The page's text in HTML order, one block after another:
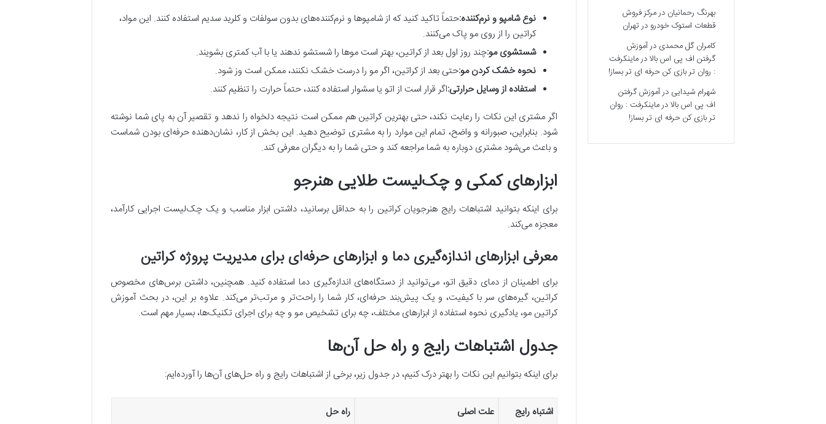
نوع شامپو و نرم‌کننده:حتماً تاکید کنید که از شامپوها و نرم‌کننده‌های بدون سولفات و کلرید سدیم استفاده کنند. این مواد،
کراتین را از روی مو پاک می‌کنند.
شستشوی مو:چند روز اول بعد از کراتین، بهتر است موها را شستشو ندهند یا با آب کمتری بشویند.
نحوه خشک کردن مو:حتی بعد از کراتین، اگر مو را درست خشک نکنند، ممکن است وز شود.
استفاده از وسایل حرارتی:اگر قرار است از اتو یا سشوار استفاده کنند، حتماً حرارت را تنظیم کنند.
اگر مشتری این نکات را رعایت نکند، حتی بهترین کراتین هم ممکن است نتیجه دلخواه را ندهد و تقصیر آن به پای شما نوشته
شود. بنابراین، صبورانه و واضح، تمام این موارد را به مشتری توضیح دهید. این بخش از کار، نشان‌دهنده حرفه‌ای بودن شماست
و باعث می‌شود مشتری دوباره به شما مراجعه کند و حتی شما را به دیگران معرفی کند.
ابزارهای کمکی و چک‌لیست طلایی هنرجو
برای اینکه بتوانید اشتباهات رایج هنرجویان کراتین را به حداقل برسانید، داشتن ابزار مناسب و یک چک‌لیست اجرایی کارآمد،
معجزه می‌کند.
معرفی ابزارهای اندازه‌گیری دما و ابزارهای حرفه‌ای برای مدیریت پروژه کراتین
برای اطمینان از دمای دقیق اتو، می‌توانید از دستگاه‌های اندازه‌گیری دما استفاده کنید. همچنین، داشتن برس‌های مخصوص
کراتین، گیره‌های سر با کیفیت، و یک پیش‌بند حرفه‌ای، کار شما را راحت‌تر و مرتب‌تر می‌کند. علاوه بر این، در بحث آموزش
کراتین مو، یادگیری نحوه استفاده از ابزارهای مختلف، چه برای تشخیص مو و چه برای اجرای تکنیک‌ها، بسیار مهم است.
جدول اشتباهات رایج و راه حل آن‌ها
برای اینکه بتوانیم این نکات را بهتر درک کنیم، در جدول زیر، برخی از اشتباهات رایج و راه حل‌های آن‌ها را آورده‌ایم:
اشتباه رایج علت اصلی راه حل
بهرنگ رحمانیان درمرکز فروش
قطعات استوک خودرو در تهران
کامران گل محمدی درآموزش
گرفتن اف پی اس بالا در ماینکرفت
: روان تر بازی کن حرفه ای تر بساز!
شهرام شیدایی درآموزش گرفتن
اف پی اس بالا در ماینکرفت : روان
تر بازی کن حرفه ای تر بساز!